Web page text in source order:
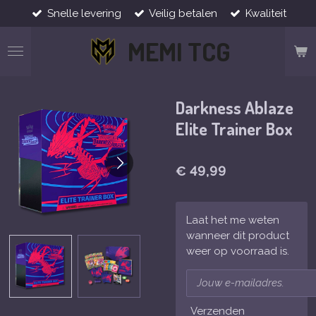
direct
naar
MEMI TCG
Snelle levering Veilig betalen Kwaliteit
Darkness Ablaze
Elite Trainer Box
€ 49,99
Laat het me weten
wanneer dit product
weer op voorraad is.
Verzenden